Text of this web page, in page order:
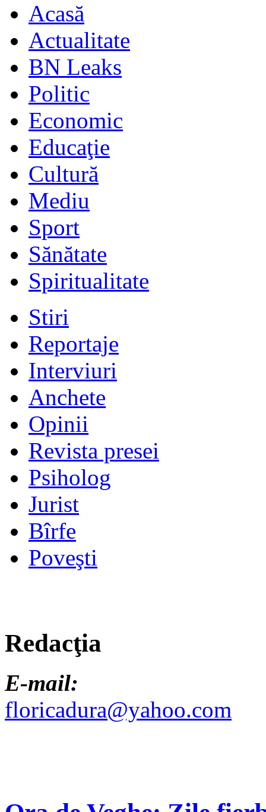
Acasă
Actualitate
BN Leaks
Politic
Economic
Educaţie
Cultură
Mediu
Sport
Sănătate
Spiritualitate
Stiri
Reportaje
Interviuri
Anchete
Opinii
Revista presei
Psiholog
Jurist
Bîrfe
Poveşti
Redacţia
E-mail:
floricadura@yahoo.com